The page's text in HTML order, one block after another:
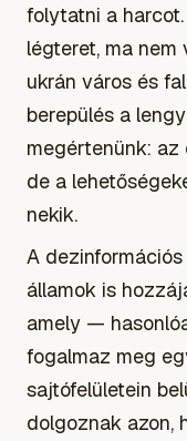
folytatni a
légteret, ma nem
ukrán város és
berepülés a
megértenünk: az
de a
nekik.
A
államok is
amely —
fogalmaz meg
sajtófelületein
dolgoznak azon,